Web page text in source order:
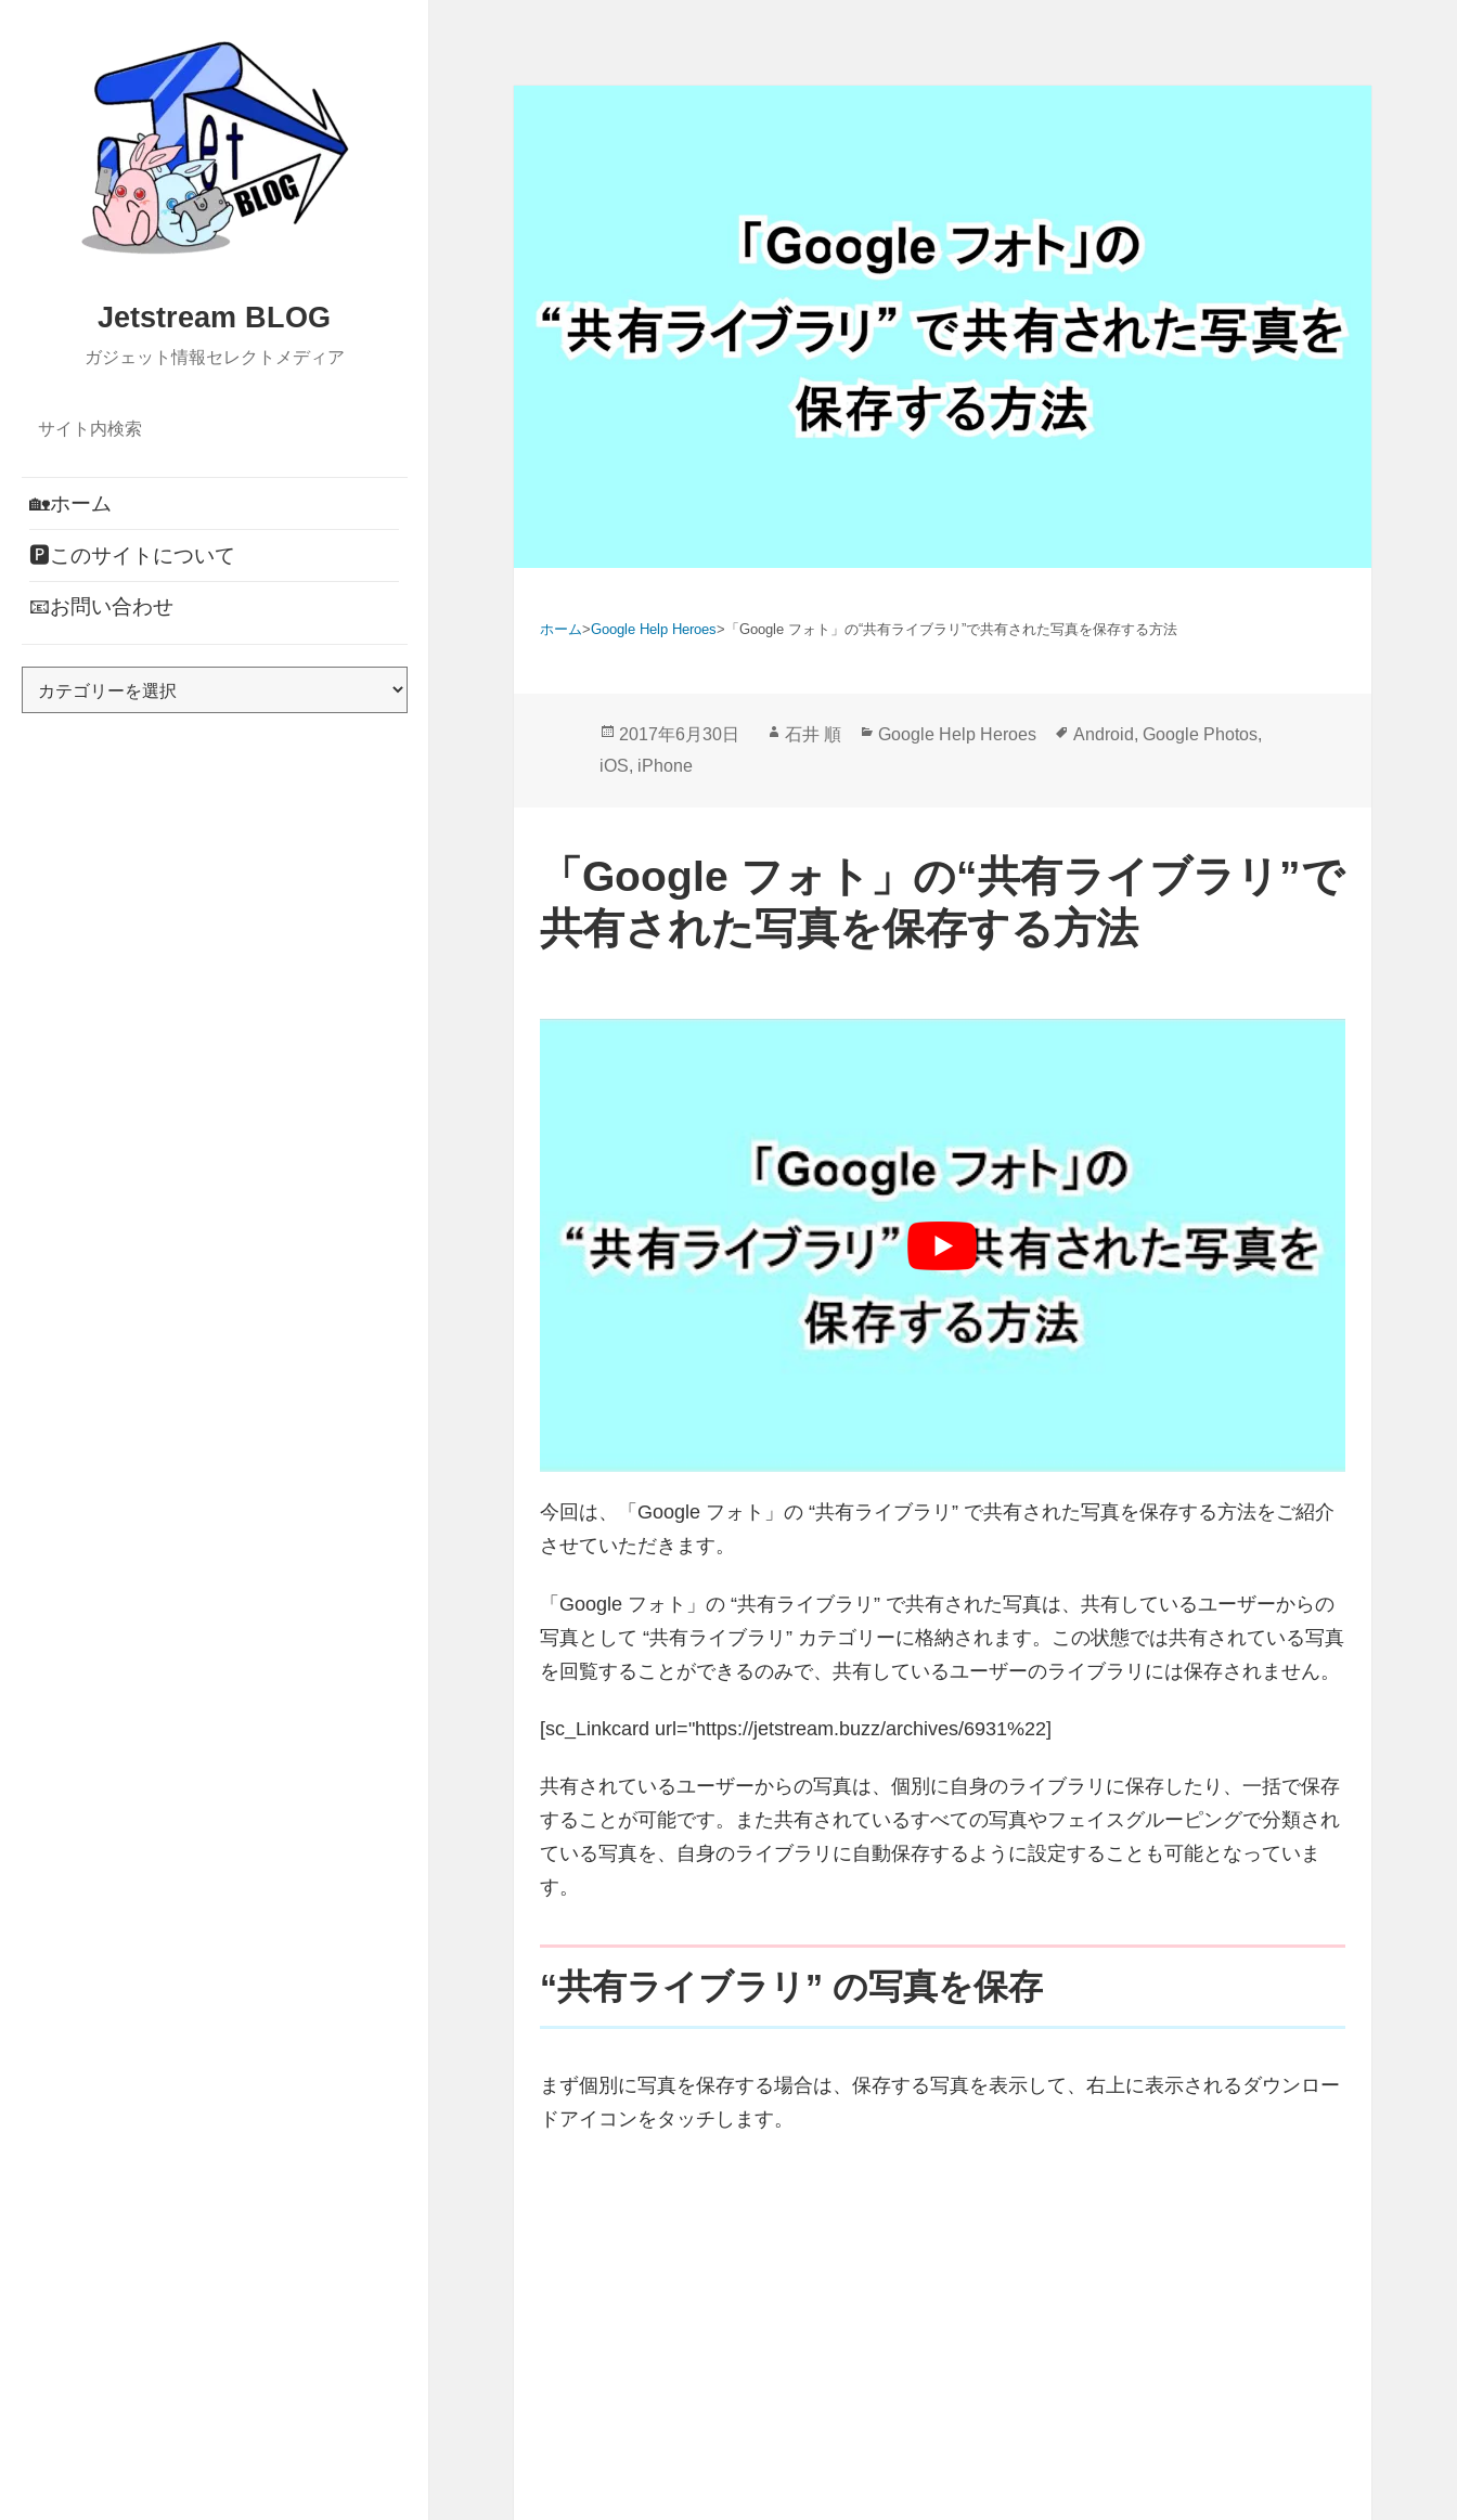
Jetstream BLOG
ガジェット情報セレクトメディア
🏡ホーム
🅿このサイトについて
📧お問い合わせ
ホーム>Google Help Heroes> 「Google フォト」の“共有ライブラリ”で共有された写真を保存する方法
投
稿
2017年6月30日
作
石井 順
カ
Google Help Heroes
タ
Android, Google Photos,
iOS, iPhone
「Google フォト」の“共有ライブラリ”で
共有された写真を保存する方法
今回は、「Google フォト」の “共有ライブラリ” で共有された写真を保存する方法をご紹介
させていただきます。
「Google フォト」の “共有ライブラリ” で共有された写真は、共有しているユーザーからの
写真として “共有ライブラリ” カテゴリーに格納されます。この状態では共有されている写真
を回覧することができるのみで、共有しているユーザーのライブラリには保存されません。
[sc_Linkcard url="https://jetstream.buzz/archives/6931%22]
共有されているユーザーからの写真は、個別に自身のライブラリに保存したり、一括で保存
することが可能です。また共有されているすべての写真やフェイスグルーピングで分類され
ている写真を、自身のライブラリに自動保存するように設定することも可能となっていま
す。
“共有ライブラリ” の写真を保存
まず個別に写真を保存する場合は、保存する写真を表示して、右上に表示されるダウンロー
ドアイコンをタッチします。